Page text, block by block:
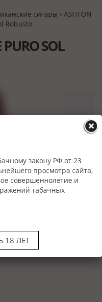
сигары › ASHTON
Robusto
SOL
закону РФ от 23
просмотра сайта,
совершеннолетие и
табачных
18 ЛЕТ